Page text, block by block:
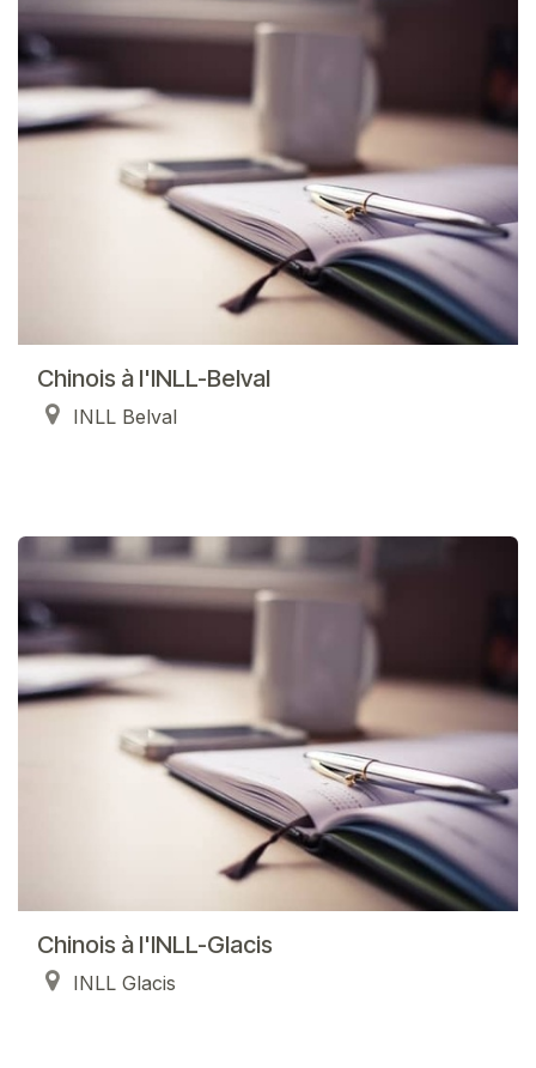
Chinois à l'INLL-Belval
INLL Belval
Chinois à l'INLL-Glacis
INLL Glacis